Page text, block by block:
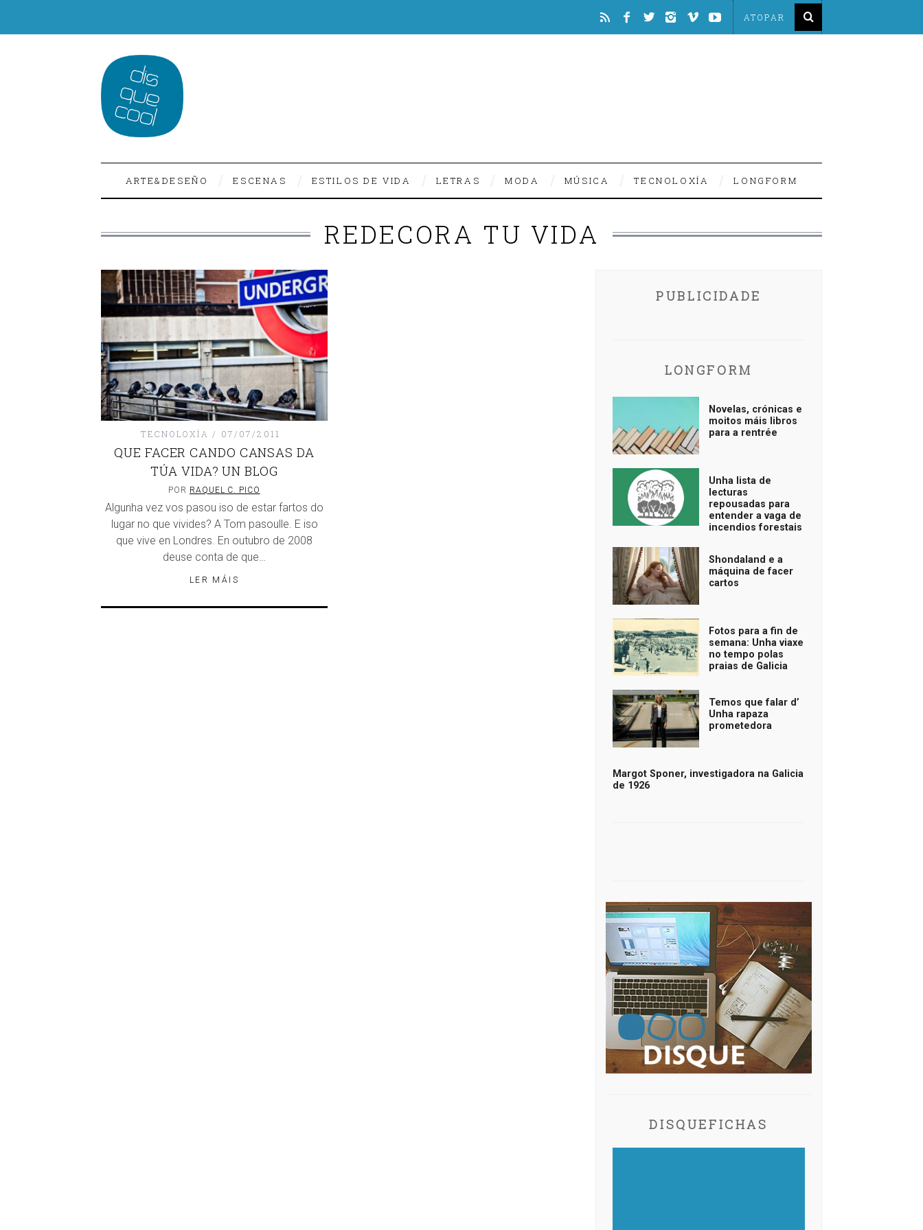
ARTE&DESEÑO ESCENAS ESTILOS DE VIDA LETRAS MODA MÚSICA TECNOLOXÍA LONGFORM
REDECORA TU VIDA
TECNOLOXÍA 07/07/2011
QUE FACER CANDO CANSAS DA
TÚA VIDA? UN BLOG
POR RAQUEL C. PICO
Algunha vez vos pasou iso de estar fartos do
lugar no que vivides? A Tom pasoulle. E iso
que vive en Londres. En outubro de 2008
deuse conta de que…
LER MÁIS
PUBLICIDADE
LONGFORM
Novelas, crónicas e
moitos máis libros
para a rentrée
Unha lista de
lecturas
repousadas para
entender a vaga de
incendios forestais
Shondaland e a
máquina de facer
cartos
Fotos para a fin de
semana: Unha viaxe
no tempo polas
praias de Galicia
Temos que falar d’
Unha rapaza
prometedora
Margot Sponer, investigadora na Galicia
de 1926
DISQUEFICHAS